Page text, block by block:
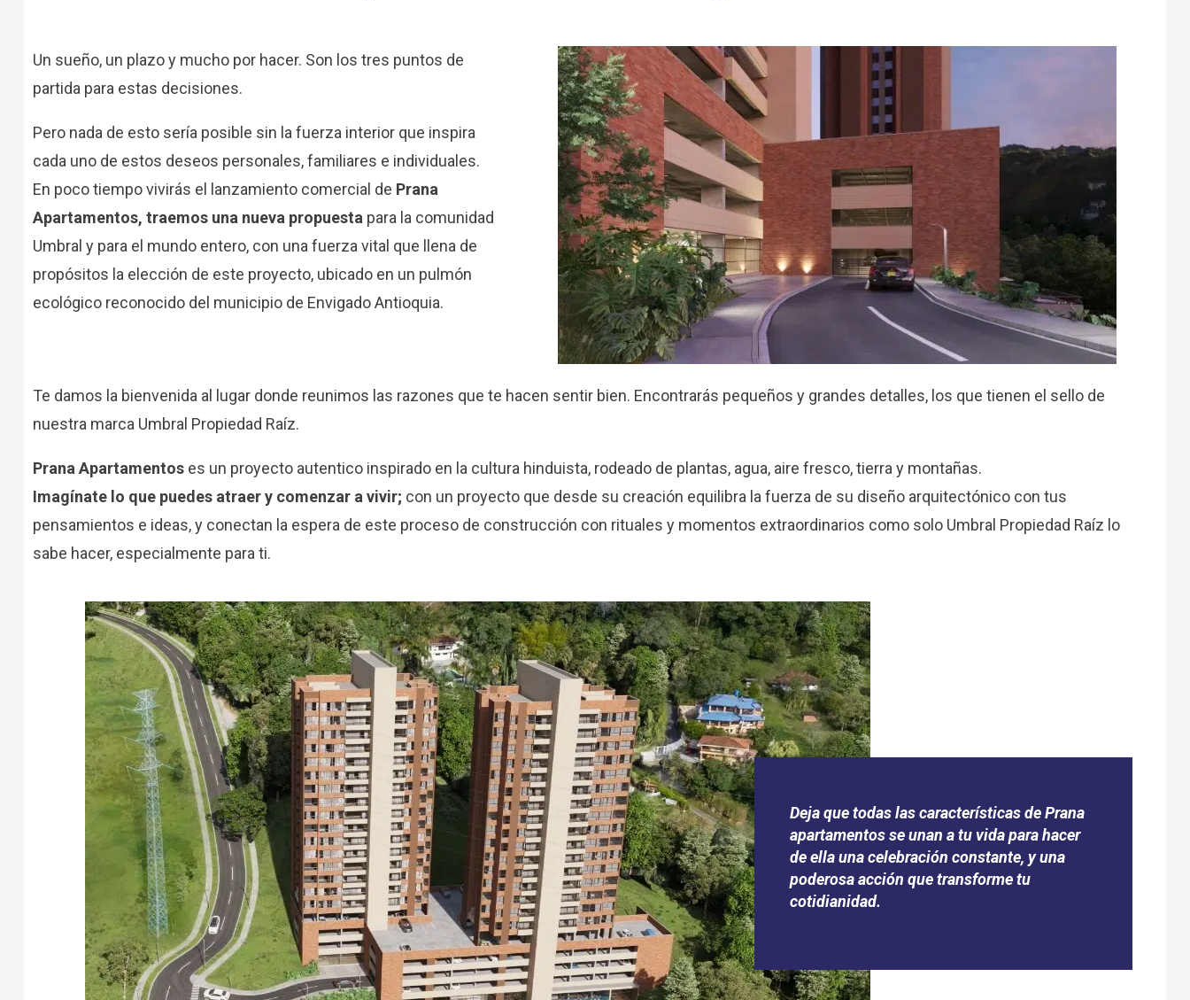
Un sueño, un plazo y mucho por hacer. Son los tres puntos de
partida para estas decisiones.
Pero nada de esto sería posible sin la fuerza interior que inspira
cada uno de estos deseos personales, familiares e individuales.
En poco tiempo vivirás el lanzamiento comercial de Prana
Apartamentos, traemos una nueva propuesta para la comunidad
Umbral y para el mundo entero, con una fuerza vital que llena de
propósitos la elección de este proyecto, ubicado en un pulmón
ecológico reconocido del municipio de Envigado Antioquia.
Te damos la bienvenida al lugar donde reunimos las razones que te hacen sentir bien. Encontrarás pequeños y grandes detalles, los que tienen el sello de
nuestra marca Umbral Propiedad Raíz.
Prana Apartamentos es un proyecto autentico inspirado en la cultura hinduista, rodeado de plantas, agua, aire fresco, tierra y montañas.
Imagínate lo que puedes atraer y comenzar a vivir; con un proyecto que desde su creación equilibra la fuerza de su diseño arquitectónico con tus
pensamientos e ideas, y conectan la espera de este proceso de construcción con rituales y momentos extraordinarios como solo Umbral Propiedad Raíz lo
sabe hacer, especialmente para ti.
Deja que todas las características de Prana
apartamentos se unan a tu vida para hacer
de ella una celebración constante, y una
poderosa acción que transforme tu
cotidianidad.